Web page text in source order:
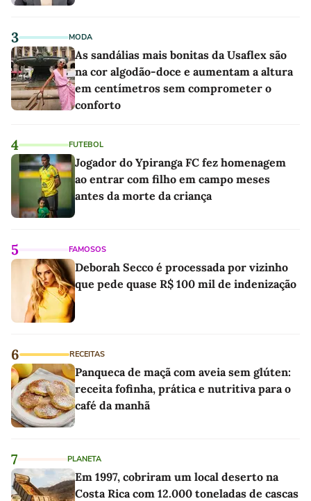
3 MODA
As sandálias mais bonitas da Usaflex são
na cor algodão-doce e aumentam a altura
em centímetros sem comprometer o
conforto
4 FUTEBOL
Jogador do Ypiranga FC fez homenagem
ao entrar com filho em campo meses
antes da morte da criança
5 FAMOSOS
Deborah Secco é processada por vizinho
que pede quase R$ 100 mil de indenização
6 RECEITAS
Panqueca de maçã com aveia sem glúten:
receita fofinha, prática e nutritiva para o
café da manhã
7 PLANETA
Em 1997, cobriram um local deserto na
Costa Rica com 12.000 toneladas de cascas